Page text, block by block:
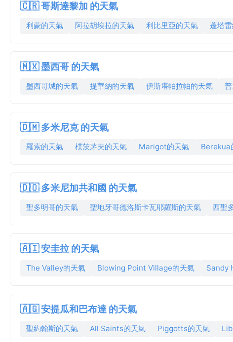
🇨🇷 哥斯達黎加 的天氣
利蒙的天氣 阿拉胡埃拉的天氣 利比里亞的天氣 蓬塔
🇲🇽 墨西哥 的天氣
墨西哥城的天氣 提華納的天氣 伊斯塔帕拉帕的天氣
🇩🇲 多米尼克 的天氣
羅索的天氣 樸茨茅夫的天氣 Marigot的天氣 Berekua
🇩🇴 多米尼加共和國 的天氣
聖多明哥的天氣 聖地牙哥德洛斯卡瓦耶羅斯的天氣 西聖
🇦🇮 安圭拉 的天氣
The Valley的天氣 Blowing Point Village的天氣 Sandy
🇦🇬 安提瓜和巴布達 的天氣
聖約翰斯的天氣 All Saints的天氣 Piggotts的天氣